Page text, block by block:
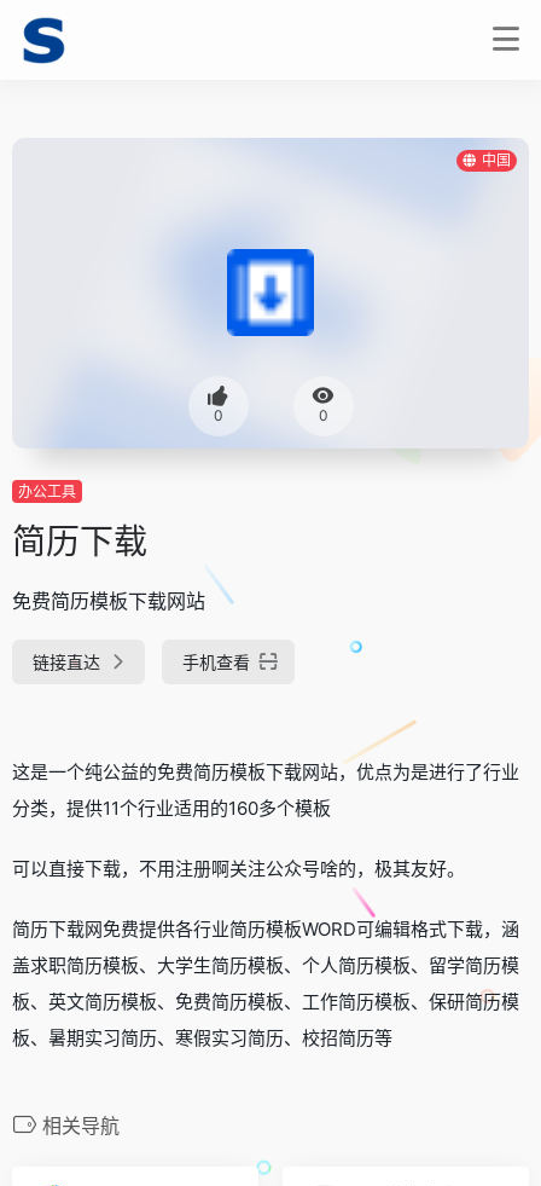
中国
0 0
办公工具
简历下载
免费简历模板下载网站
链接直达 手机查看
这是一个纯公益的免费简历模板下载网站，优点为是进行了行业
分类，提供11个行业适用的160多个模板
可以直接下载，不用注册啊关注公众号啥的，极其友好。
简历下载网免费提供各行业简历模板WORD可编辑格式下载，涵
盖求职简历模板、大学生简历模板、个人简历模板、留学简历模
板、英文简历模板、免费简历模板、工作简历模板、保研简历模
板、暑期实习简历、寒假实习简历、校招简历等
相关导航